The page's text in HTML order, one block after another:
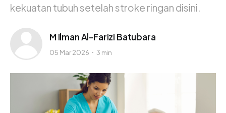
kekuatan tubuh setelah stroke ringan disini.
M Ilman Al-Farizi Batubara
05 Mar 2026 3 min